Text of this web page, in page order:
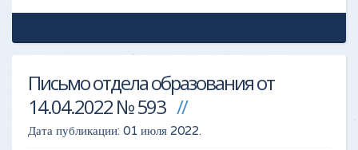
Письмо отдела образования от
14.04.2022 № 593
Дата публикации: 01 июля 2022.